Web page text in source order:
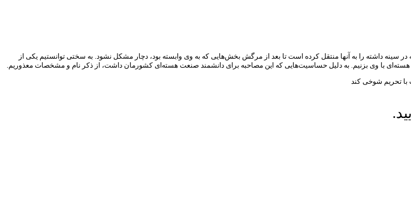
داشته را به آنها منتقل کرده است تا بعد از مرگش بخش‌هایی که به وی وابسته بود، دچار مشکل نشود. به سختی توانستیم یکی از
با وی بزنیم. به دلیل حساسیت‌هایی که این مصاحبه برای دانشمند صنعت هسته‌ای کشورمان داشت، از ذکر نام و مشخصات معذوریم.